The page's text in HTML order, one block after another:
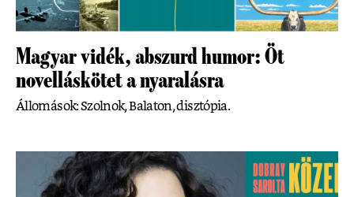
Magyar vidék, abszurd humor: Öt
novelláskötet a nyaralásra
Állomások: Szolnok, Balaton, disztópia.